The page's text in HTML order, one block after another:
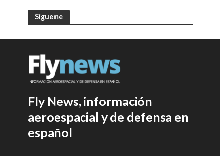
Sígueme
Fly News, información
aeroespacial y de defensa en
español